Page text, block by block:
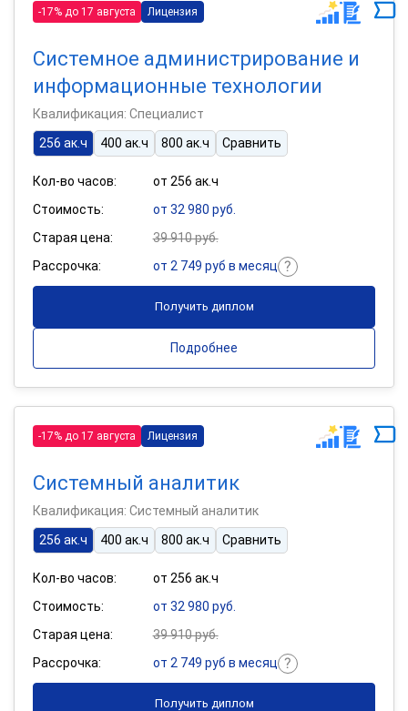
-17% до 17 августа Лицензия
Системное администрирование и
информационные технологии
Квалификация: Специалист
256 ак.ч
400 ак.ч 800 ак.ч Сравнить
Кол-во часов:
от 256 ак.ч
Стоимость:
от 32 980 руб.
Старая цена:
39 910 руб.
Рассрочка:
от 2 749 руб в месяц
Получить диплом
Подробнее
-17% до 17 августа Лицензия
Системный аналитик
Квалификация: Системный аналитик
256 ак.ч
400 ак.ч 800 ак.ч Сравнить
Кол-во часов:
от 256 ак.ч
Стоимость:
от 32 980 руб.
Старая цена:
39 910 руб.
Рассрочка:
от 2 749 руб в месяц
Получить диплом